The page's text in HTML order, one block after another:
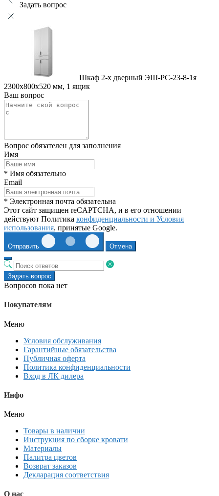
Задать вопрос
Шкаф 2-х дверный ЭШ-РС-23-8-1я
2300x800x520 мм, 1 ящик
Ваш вопрос
Вопрос обязателен для заполнения
Имя
* Имя обязательно
Email
* Электронная почта обязательна
Этот сайт защищен reCAPTCHA, и в его отношении
действуют Политика конфиденциальности и Условия
использования, принятые Google.
Отправить Отмена
Задать вопрос
Вопросов пока нет
Покупателям
Меню
Условия обслуживания
Гарантийные обязательства
Публичная оферта
Политика конфиденциальности
Вход в ЛК дилера
Инфо
Меню
Товары в наличии
Инструкция по сборке кровати
Материалы
Палитра цветов
Возврат заказов
Декларация соответствия
О нас